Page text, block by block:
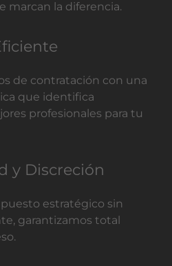
marcan la diferencia.
de contratación con una
que identifica
profesionales para tu
y Discreción
estratégico sin
garantizamos total